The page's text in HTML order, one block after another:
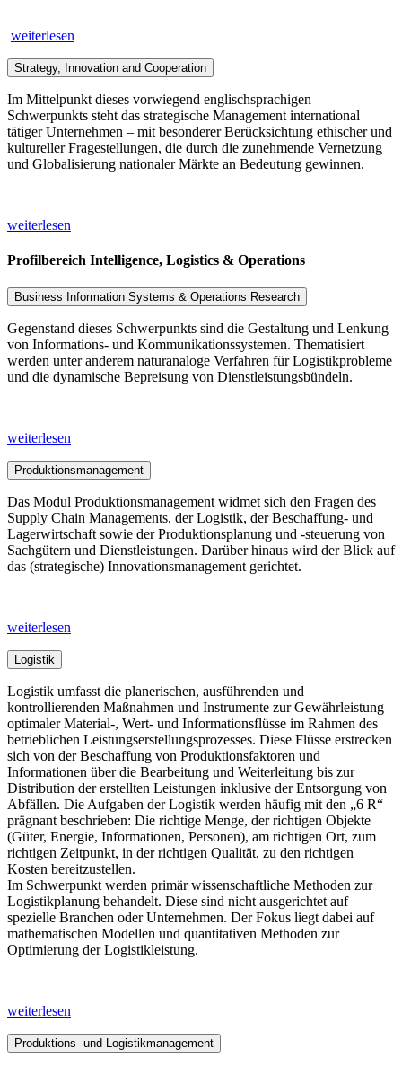
weiterlesen
Strategy, Innovation and Cooperation
Im Mittelpunkt dieses vorwiegend englischsprachigen
Schwerpunkts steht das strategische Management international
tätiger Unternehmen – mit besonderer Berücksichtung ethischer und
kultureller Fragestellungen, die durch die zunehmende Vernetzung
und Globalisierung nationaler Märkte an Bedeutung gewinnen.
weiterlesen
Profilbereich Intelligence, Logistics & Operations
Business Information Systems & Operations Research
Gegenstand dieses Schwerpunkts sind die Gestaltung und Lenkung
von Informations- und Kommunikationssystemen. Thematisiert
werden unter anderem naturanaloge Verfahren für Logistikprobleme
und die dynamische Bepreisung von Dienstleistungsbündeln.
weiterlesen
Produktionsmanagement
Das Modul Produktionsmanagement widmet sich den Fragen des
Supply Chain Managements, der Logistik, der Beschaffung- und
Lagerwirtschaft sowie der Produktionsplanung und -steuerung von
Sachgütern und Dienstleistungen. Darüber hinaus wird der Blick auf
das (strategische) Innovationsmanagement gerichtet.
weiterlesen
Logistik
Logistik umfasst die planerischen, ausführenden und
kontrollierenden Maßnahmen und Instrumente zur Gewährleistung
optimaler Material-, Wert- und Informationsflüsse im Rahmen des
betrieblichen Leistungserstellungsprozesses. Diese Flüsse erstrecken
sich von der Beschaffung von Produktionsfaktoren und
Informationen über die Bearbeitung und Weiterleitung bis zur
Distribution der erstellten Leistungen inklusive der Entsorgung von
Abfällen. Die Aufgaben der Logistik werden häufig mit den „6 R“
prägnant beschrieben: Die richtige Menge, der richtigen Objekte
(Güter, Energie, Informationen, Personen), am richtigen Ort, zum
richtigen Zeitpunkt, in der richtigen Qualität, zu den richtigen
Kosten bereitzustellen.
Im Schwerpunkt werden primär wissenschaftliche Methoden zur
Logistikplanung behandelt. Diese sind nicht ausgerichtet auf
spezielle Branchen oder Unternehmen. Der Fokus liegt dabei auf
mathematischen Modellen und quantitativen Methoden zur
Optimierung der Logistikleistung.
weiterlesen
Produktions- und Logistikmanagement